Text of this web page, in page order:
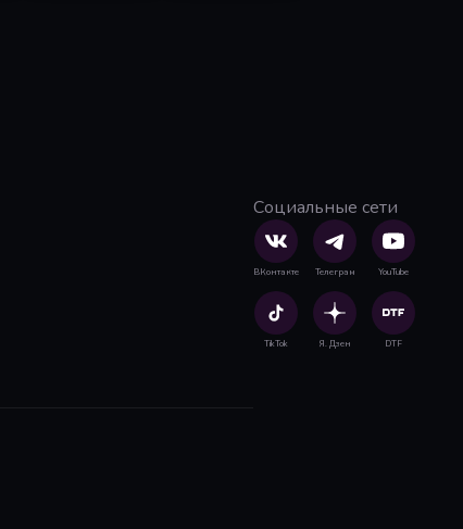
Социальные сети
ВКонтакте Телеграм YouTube
TikTok Я. Дзен DTF